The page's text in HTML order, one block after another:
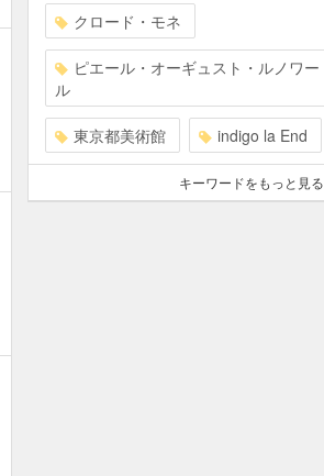
クロード・モネ
ピエール・オーギュスト・ルノワー
ル
東京都美術館 indigo la End
キーワードをもっと見る